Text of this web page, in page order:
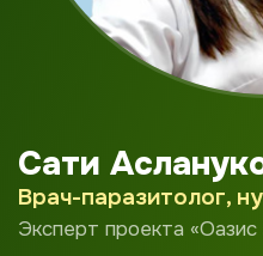
Сати
Врач-паразитолог,
Эксперт проекта «Оазис